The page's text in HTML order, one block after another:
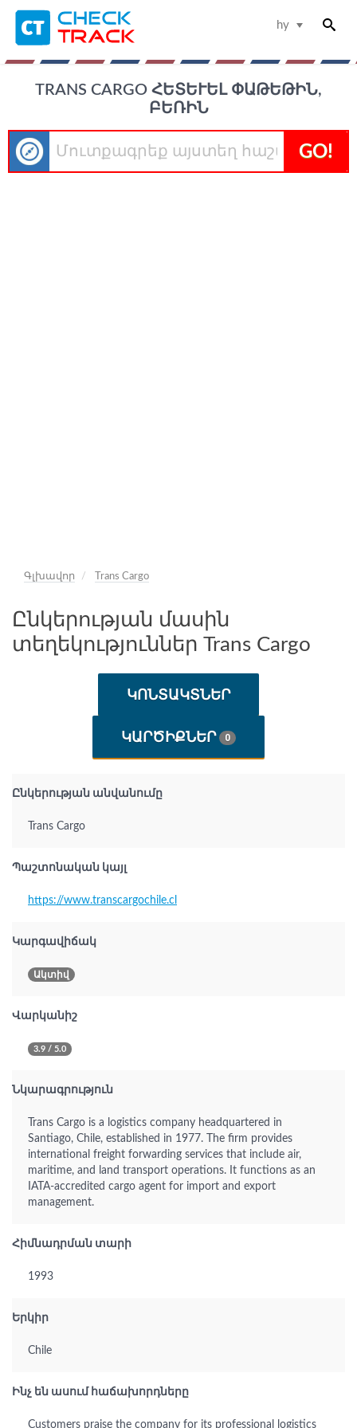
hy
TRANS CARGO ՀԵՏԵՒԵԼ ՓԱԹԵԹԻՆ, Բ
ԵՌԻՆ
GO!
Գլխավոր Trans Cargo
Ընկերության մասին
տեղեկություններ Trans Cargo
ԿՈՆՏԱԿՏՆԵՐ
ԿԱՐԾԻՔՆԵՐ 0
Ընկերության անվանումը
Trans Cargo
Պաշտոնական կայլ
https://www.transcargochile.cl
Կարգավիճակ
Ակտիվ
Վարկանիշ
3.9 / 5.0
Նկարագրություն
Trans Cargo is a logistics company headquartered in
Santiago, Chile, established in 1977. The firm provides
international freight forwarding services that include air,
maritime, and land transport operations. It functions as an
IATA-accredited cargo agent for import and export
management.
Հիմնադրման տարի
1993
Երկիր
Chile
Ինչ են ասում հաճախորդները
Customers praise the company for its professional logistics